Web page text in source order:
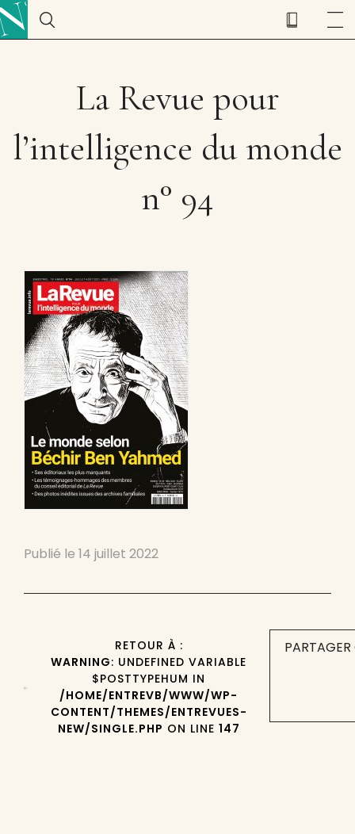
La Revue pour
l’intelligence du monde
n° 94
Publié le 14 juillet 2022
RETOUR À :
WARNING: UNDEFINED VARIABLE
$POSTTYPEHUM IN
/HOME/ENTREVB/WWW/WP-
CONTENT/THEMES/ENTREVUES-
NEW/SINGLE.PHP ON LINE 147